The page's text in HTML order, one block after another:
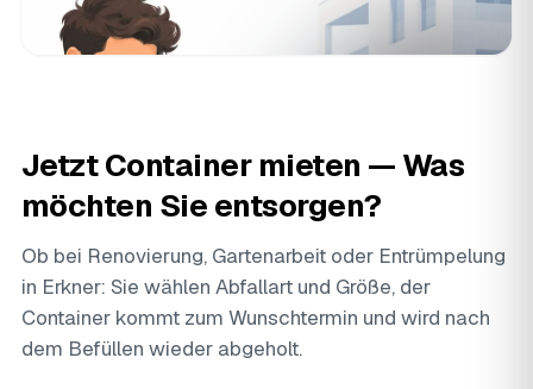
Jetzt Container mieten — Was
möchten Sie entsorgen?
Ob bei Renovierung, Gartenarbeit oder Entrümpelung
in Erkner: Sie wählen Abfallart und Größe, der
Container kommt zum Wunschtermin und wird nach
dem Befüllen wieder abgeholt.